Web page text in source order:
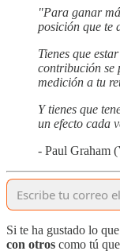
"Para ganar
posición que te
Tienes que
contribución se
medición a tu
Y tienes que
un efecto cada
- Paul Graham
Si te ha gustado lo
con otros como tú